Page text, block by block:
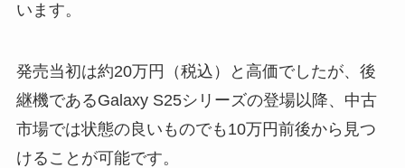
います。
発売当初は約20万円（税込）と高価でしたが、後
継機であるGalaxy S25シリーズの登場以降、中古
市場では状態の良いものでも10万円前後から見つ
けることが可能です。